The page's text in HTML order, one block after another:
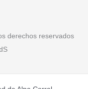
derechos reservados